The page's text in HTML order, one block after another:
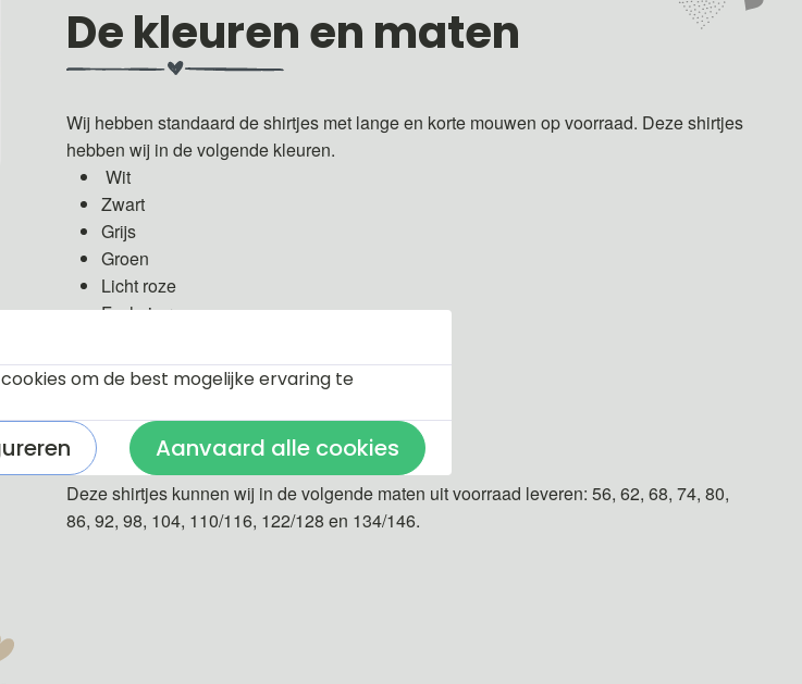
De kleuren en maten
Wij hebben standaard de shirtjes met lange en korte mouwen op voorraad. Deze shirtjes
hebben wij in de volgende kleuren.
Wit
Zwart
Grijs
Groen
Licht roze
Fuchsia roze
Donker blauw
De shirtjes zijn van 100% katoen gemaakt.
Deze shirtjes kunnen wij in de volgende maten uit voorraad leveren: 56, 62, 68, 74, 80,
86, 92, 98, 104, 110/116, 122/128 en 134/146.
om de best mogelijke ervaring te
Aanvaard alle cookies